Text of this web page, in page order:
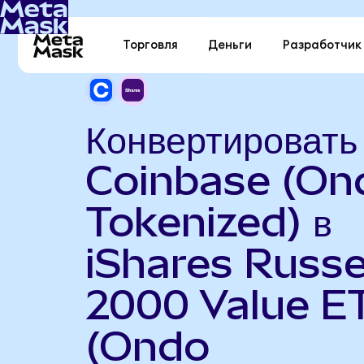
Торговля Деньги Разработчик
Конвертировать
Coinbase
Tokenized) в
iShares
2000 Value
(Ondo